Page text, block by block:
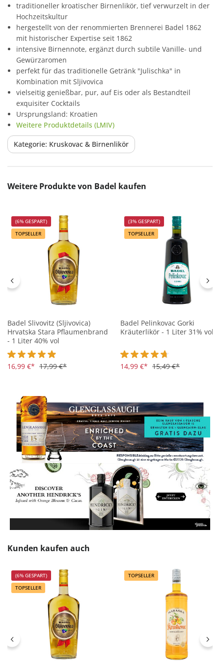
traditioneller kroatischer Birnenlikör, tief verwurzelt in der
Hochzeitskultur
hergestellt von der renommierten Brennerei Badel 1862
mit historischer Expertise seit 1862
intensive Birnennote, ergänzt durch subtile Vanille- und
Gewürzaromen
perfekt für das traditionelle Getränk "Julischka" in
Kombination mit Sljivovica
vielseitig genießbar, pur, auf Eis oder als Bestandteil
exquisiter Cocktails
Ursprungsland: Kroatien
Weitere Produktdetails (LMIV)
Kategorie: Kruskovac & Birnenlikör
Produktgalerie überspringen
Weitere Produkte von Badel kaufen
(6% GESPART)
TOPSELLER
Badel Slivovitz (Sljivovica)
Hrvatska Stara Pflaumenbrand
- 1 Liter 40% vol
Durchschnittliche Bewertung von 4.9 von 5 Sternen
16,99 €* 17,99 €*
(3% GESPART)
TOPSELLER
Badel Pelinkovac Gorki
Kräuterlikör - 1 Liter 31% vol
Durchschnittliche
14,99 €* 15,49 €*
Produktgalerie überspringen
Kunden kaufen auch
(6% GESPART)
TOPSELLER
TOPSELLER